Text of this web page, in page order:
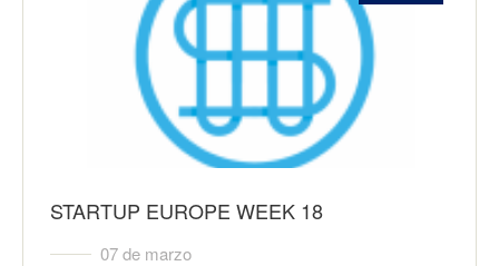
STARTUP EUROPE WEEK 18
07 de marzo